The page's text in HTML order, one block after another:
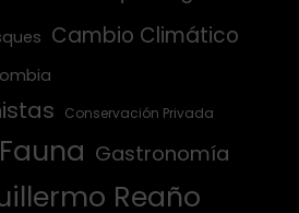
Cambio Climático
Conservación Privada
Fauna Gastronomía
Reaño